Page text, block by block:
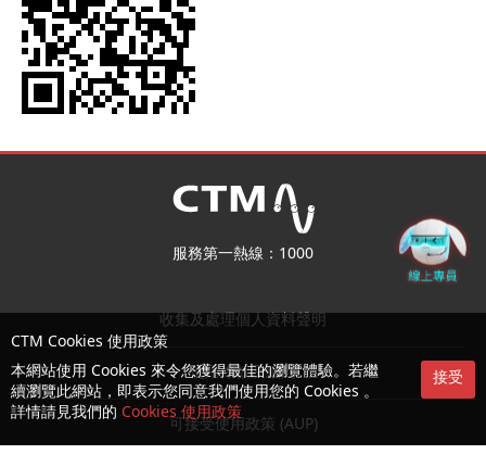
服務第一熱線：1000
收集及處理個人資料聲明
使用條款及細則
可接受使用政策 (AUP)
CTM Cookies 使用政策
本網站使用 Cookies 來令您獲得最佳的瀏覽體驗。若繼
續瀏覽此網站，即表示您同意我們使用您的 Cookies 。
詳情請見我們的 Cookies 使用政策
接受